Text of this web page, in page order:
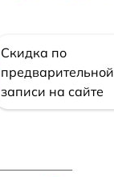
Скидка по
предварительной
записи на сайте